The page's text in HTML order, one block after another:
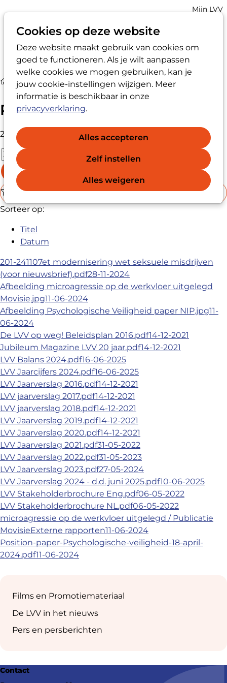
Cookies op deze website
Deze website maakt gebruik van cookies om
goed te functioneren. Als je wilt aanpassen
welke cookies we mogen gebruiken, kan je
jouw cookie-instellingen wijzigen. Meer
informatie is beschikbaar in onze
privacyverklaring.
Alles accepteren
Zelf instellen
Alles weigeren
Zoek
Account
Mijn LVV
Media Publicaties
Publicaties
20 documenten gevonden
Zoek
Filters
Sorteer op:
Titel
Datum
201-241107et modernisering wet seksuele misdrijven
(voor nieuwsbrief).pdf28-11-2024
Afbeelding microagressie op de werkvloer uitgelegd
Movisie.jpg11-06-2024
Afbeelding Psychologische Veiligheid paper NIP.jpg11-
06-2024
De LVV op weg! Beleidsplan 2016.pdf14-12-2021
Jubileum Magazine LVV 20 jaar.pdf14-12-2021
LVV Balans 2024.pdf16-06-2025
LVV Jaarcijfers 2024.pdf16-06-2025
LVV Jaarverslag 2016.pdf14-12-2021
LVV jaarverslag 2017.pdf14-12-2021
LVV jaarverslag 2018.pdf14-12-2021
LVV Jaarverslag 2019.pdf14-12-2021
LVV Jaarverslag 2020.pdf14-12-2021
LVV Jaarverslag 2021.pdf31-05-2022
LVV Jaarverslag 2022.pdf31-05-2023
LVV Jaarverslag 2023.pdf27-05-2024
LVV Jaarverslag 2024 - d.d. juni 2025.pdf10-06-2025
LVV Stakeholderbrochure Eng.pdf06-05-2022
LVV Stakeholderbrochure NL.pdf06-05-2022
microagressie op de werkvloer uitgelegd / Publicatie
MovisieExterne rapporten11-06-2024
Position-paper-Psychologische-veiligheid-18-april-
2024.pdf11-06-2024
navigation
Films en Promotiemateriaal
De LVV in het nieuws
Pers en persberichten
Contact